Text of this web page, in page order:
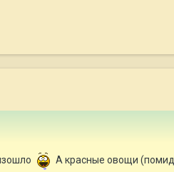
А красные овощи